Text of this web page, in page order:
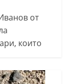
от
които